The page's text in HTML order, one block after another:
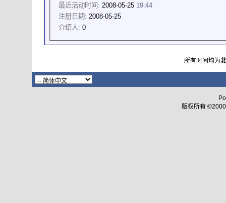
最近活动时间: 2008-05-25 19:44
注册日期: 2008-05-25
介绍人: 0
所有时间均为
版权所有